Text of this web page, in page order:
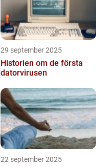
29 september 2025
Historien om de första
datorvirusen
22 september 2025